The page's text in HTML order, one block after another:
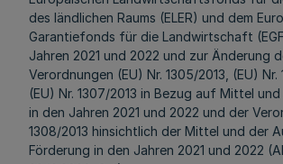
des ländlichen Raums (ELER) und dem
Garantiefonds für die Landwirtschaft
Jahren 2021 und 2022 und zur Änderung
Verordnungen (EU) Nr. 1305/2013, (EU) Nr.
(EU) Nr. 1307/2013 in Bezug auf Mittel
in den Jahren 2021 und 2022 und der
1308/2013 hinsichtlich der Mittel und der
Förderung in den Jahren 2021 und 2022